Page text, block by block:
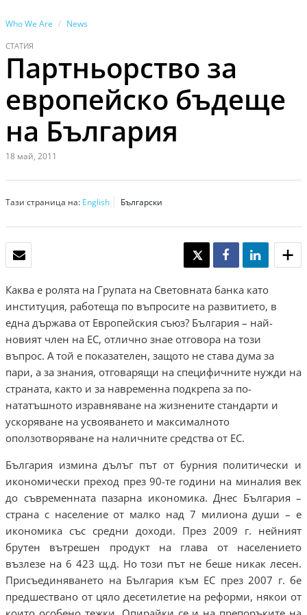
Who We Are News
СТАТИЯ
Партньорство за
европейско бъдеще
на България
18 май, 2011
Тази страница на: English Български
TWEET SHARE SHARE
Каква е ролята на Групата на Световната банка като
институция, работеща по въпросите на развитието, в
една държава от Европейския съюз? България – най-
новият член на ЕС, отлично знае отговора на този
въпрос. А той е показателен, защото не става дума за
пари, а за знания, отговарящи на специфичните нужди на
страната, както и за навременна подкрепа за по-
нататъшното изравняване на жизнените стандарти и
ускоряване на усвояването и максималното
оползотворяване на наличните средства от ЕС.
България измина дълъг път от бурния политически и
икономически преход през 90-те години на миналия век
до съвременната пазарна икономика. Днес България –
страна с население от малко над 7 милиона души – е
икономика със средни доходи. През 2009 г. нейният
брутен вътрешен продукт на глава от населението
възлезе на 6 423 щ.д. Но този път не беше никак лесен.
Присъединяването на България към ЕС през 2007 г. бе
предшествано от цяло десетилетие на реформи, някои от